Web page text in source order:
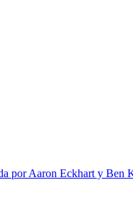
por Aaron Eckhart y Ben